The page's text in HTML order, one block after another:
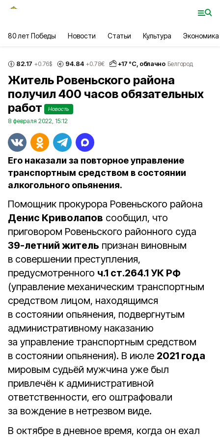
80 лет Победы Новости Статьи Культура Экономика
82.17 +0.76$ 94.84 +0.78€ +17 °С, облачно Белгород
Житель Ровеньского района
получил 400 часов обязательных
работ
Новость
8 февраля 2022, 15:12
Его наказали за повторное управление
транспортным средством в состоянии
алкогольного опьянения.
Помощник прокурора Ровеньского района
Денис Криволапов сообщил, что
приговором Ровеньского районного суда
39-летний житель признан виновным
в совершении преступления,
предусмотренного ч.1 ст.264.1 УК РФ
(управление механическим транспортным
средством лицом, находящимся
в состоянии опьянения, подвергнутым
административному наказанию
за управление транспортным средством
в состоянии опьянения). В июле 2021 года
мировым судьёй мужчина уже был
привлечён к административной
ответственности, его оштрафовали
за вождение в нетрезвом виде.
В октябре в дневное время, когда он ехал